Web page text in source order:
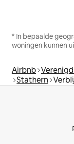
* In bepaalde
woningen kunnen
Airbnb
Stathern